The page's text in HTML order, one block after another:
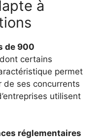
à
de 900
certains
permet
de ses concurrents
utilisent
réglementaires